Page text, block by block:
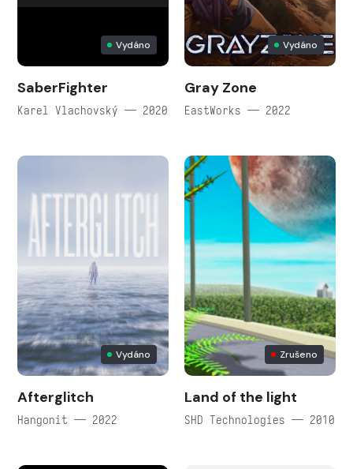
Vydáno
SaberFighter
Karel Vlachovský — 2020
Vydáno
Gray Zone
EastWorks — 2022
Vydáno
Afterglitch
Hangonit — 2022
Zrušeno
Land of the light
SHD Technologies — 2010